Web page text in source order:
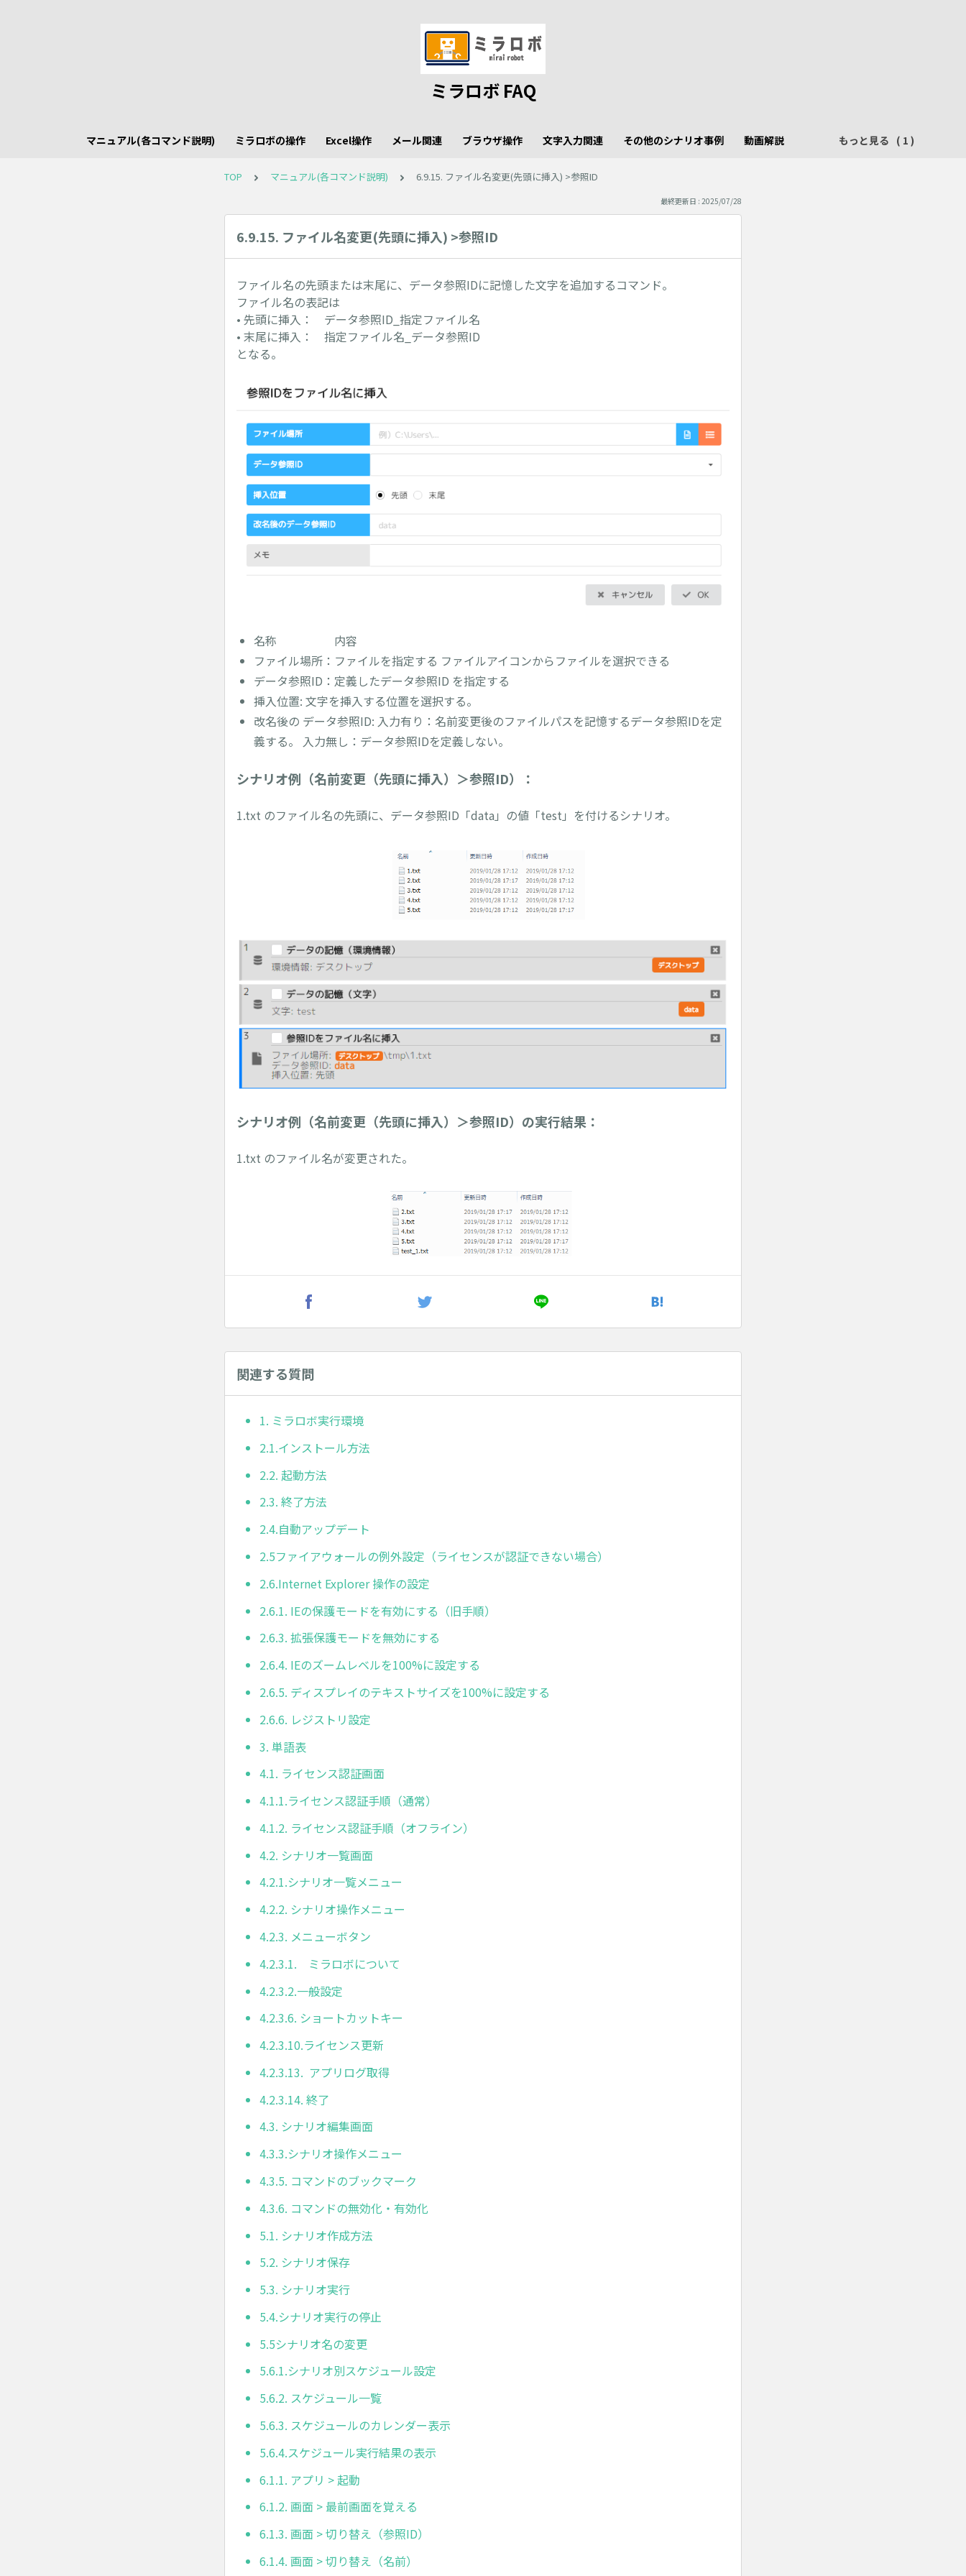
ミラロボ FAQ
マニュアル(各コマンド説明) ミラロボの操作 Excel操作 メール関連 ブラウザ操作 文字入力関連 その他のシナリオ事例 動画解説 もっと見る
TOP マニュアル(各コマンド説明) 6.9.15. ファイル名変更(先頭に挿入) >参照ID
最終更新日 : 2025/07/28
6.9.15. ファイル名変更(先頭に挿入) >参照ID
ファイル名の先頭または末尾に、データ参照IDに記憶した文字を追加するコマンド。
ファイル名の表記は
• 先頭に挿入： データ参照ID_指定ファイル名
• 末尾に挿入： 指定ファイル名_データ参照ID
となる。
名称 内容
ファイル場所：ファイルを指定する ファイルアイコンからファイルを選択できる
データ参照ID：定義したデータ参照ID を指定する
挿入位置: 文字を挿入する位置を選択する。
改名後の データ参照ID: 入力有り：名前変更後のファイルパスを記憶するデータ参照IDを定
義する。 入力無し：データ参照IDを定義しない。
シナリオ例（名前変更（先頭に挿入）＞参照ID）：
1.txt のファイル名の先頭に、データ参照ID「data」の値「test」を付けるシナリオ。
シナリオ例（名前変更（先頭に挿入）＞参照ID）の実行結果：
1.txt のファイル名が変更された。
関連する質問
1. ミラロボ実行環境
2.1.インストール方法
2.2. 起動方法
2.3. 終了方法
2.4.自動アップデート
2.5ファイアウォールの例外設定（ライセンスが認証できない場合）
2.6.Internet Explorer 操作の設定
2.6.1. IEの保護モードを有効にする（旧手順）
2.6.3. 拡張保護モードを無効にする
2.6.4. IEのズームレベルを100%に設定する
2.6.5. ディスプレイのテキストサイズを100%に設定する
2.6.6. レジストリ設定
3. 単語表
4.1. ライセンス認証画面
4.1.1.ライセンス認証手順（通常）
4.1.2. ライセンス認証手順（オフライン）
4.2. シナリオ一覧画面
4.2.1.シナリオ一覧メニュー
4.2.2. シナリオ操作メニュー
4.2.3. メニューボタン
4.2.3.1. ミラロボについて
4.2.3.2.一般設定
4.2.3.6. ショートカットキー
4.2.3.10.ライセンス更新
4.2.3.13. アプリログ取得
4.2.3.14. 終了
4.3. シナリオ編集画面
4.3.3.シナリオ操作メニュー
4.3.5. コマンドのブックマーク
4.3.6. コマンドの無効化・有効化
5.1. シナリオ作成方法
5.2. シナリオ保存
5.3. シナリオ実行
5.4.シナリオ実行の停止
5.5シナリオ名の変更
5.6.1.シナリオ別スケジュール設定
5.6.2. スケジュール一覧
5.6.3. スケジュールのカレンダー表示
5.6.4.スケジュール実行結果の表示
6.1.1. アプリ > 起動
6.1.2. 画面 > 最前画面を覚える
6.1.3. 画面 > 切り替え（参照ID）
6.1.4. 画面 > 切り替え（名前）